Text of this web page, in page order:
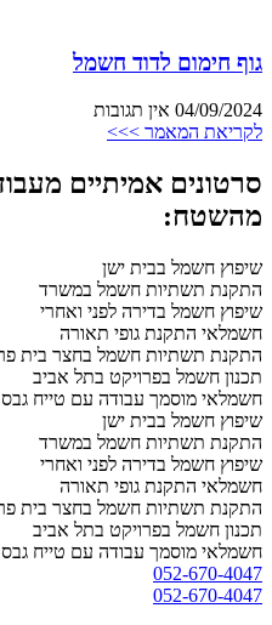
גוף חימום לדוד חשמל
04/09/2024 אין תגובות
לקריאת המאמר >>>
סרטונים אמיתיים
מהשטח:
שיפוץ חשמל בבית ישן
התקנת תשתיות חשמל במשרד
שיפוץ חשמל בדירה לפני ואחרי
חשמלאי התקנת גופי תאורה
התקנת תשתיות חשמל בחצר בית
תכנון חשמל בפרויקט בתל אביב
חשמלאי מוסמך עבודה עם טייח גבס
שיפוץ חשמל בבית ישן
התקנת תשתיות חשמל במשרד
שיפוץ חשמל בדירה לפני ואחרי
חשמלאי התקנת גופי תאורה
התקנת תשתיות חשמל בחצר בית
תכנון חשמל בפרויקט בתל אביב
חשמלאי מוסמך עבודה עם טייח גבס
052-670-4047
052-670-4047